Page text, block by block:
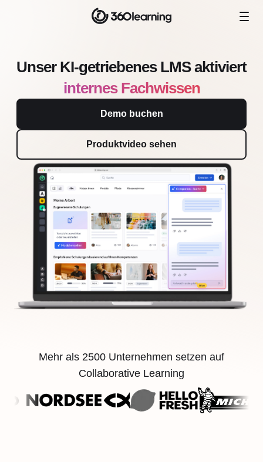
Unser KI-getriebenes LMS aktiviert
internes Fachwissen
Demo buchen
Produktvideo sehen
Mehr als 2500 Unternehmen setzen auf
Collaborative Learning